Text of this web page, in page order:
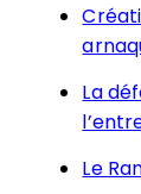
La
Le